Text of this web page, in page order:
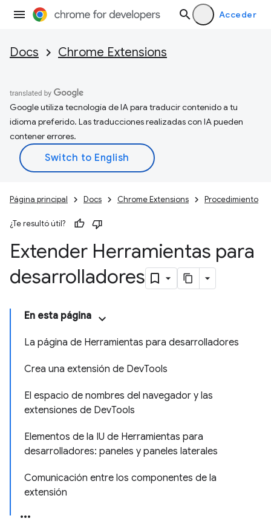
Acceder
Docs Chrome Extensions
Google utiliza tecnología de IA para traducir contenido a tu
idioma preferido. Las traducciones realizadas con IA pueden
contener errores.
Página principal Docs Chrome Extensions Procedimiento
¿Te resultó útil?
Extender Herramientas para
desarrolladores
En esta página
La página de Herramientas para desarrolladores
Crea una extensión de DevTools
El espacio de nombres del navegador y las
extensiones de DevTools
Elementos de la IU de Herramientas para
desarrolladores: paneles y paneles laterales
Comunicación entre los componentes de la
extensión